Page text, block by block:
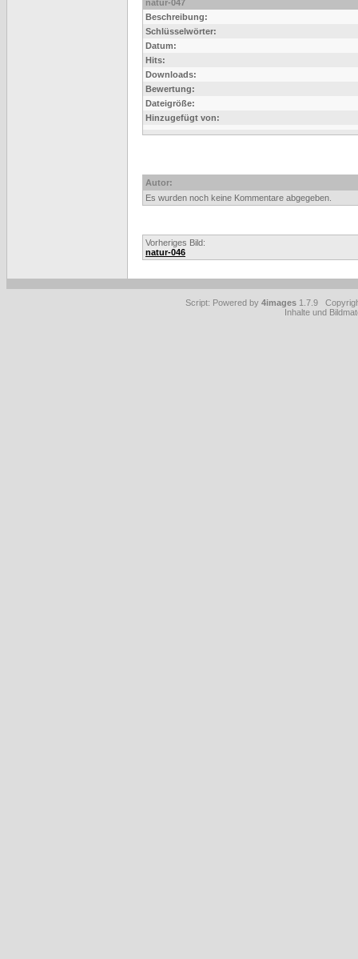
natur-047
Beschreibung:
Schlüsselwörter:
Datum:
Hits:
Downloads:
Bewertung:
Dateigröße:
Hinzugefügt von:
Autor:
Es wurden noch keine Kommentare abgegeben.
Vorheriges Bild:
natur-046
Script: Powered by 4images 1.7.9
Inhalte und